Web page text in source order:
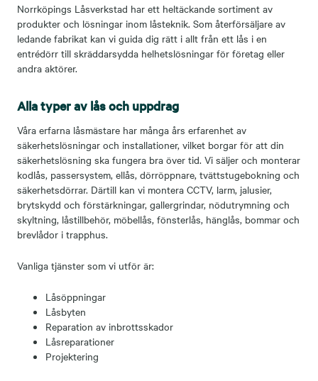
Norrköpings Låsverkstad har ett heltäckande sortiment av
produkter och lösningar inom låsteknik. Som återförsäljare av
ledande fabrikat kan vi guida dig rätt i allt från ett lås i en
entrédörr till skräddarsydda helhetslösningar för företag eller
andra aktörer.
Alla typer av lås och uppdrag
Våra erfarna låsmästare har många års erfarenhet av
säkerhetslösningar och installationer, vilket borgar för att din
säkerhetslösning ska fungera bra över tid. Vi säljer och monterar
kodlås, passersystem, ellås, dörröppnare, tvättstugebokning och
säkerhetsdörrar. Därtill kan vi montera CCTV, larm, jalusier,
brytskydd och förstärkningar, gallergrindar, nödutrymning och
skyltning, låstillbehör, möbellås, fönsterlås, hänglås, bommar och
brevlådor i trapphus.
Vanliga tjänster som vi utför är:
Låsöppningar
Låsbyten
Reparation av inbrottsskador
Låsreparationer
Projektering